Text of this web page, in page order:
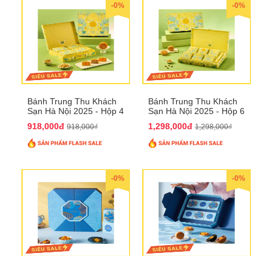
-0%
Bánh Trung Thu Khách
Sạn Hà Nội 2025 - Hộp 4
918,000đ 918,000₫
-0%
Bánh Trung Thu Khách
Sạn Hà Nội 2025 - Hộp 6
1,298,000đ 1,298,000₫
-0% -0%